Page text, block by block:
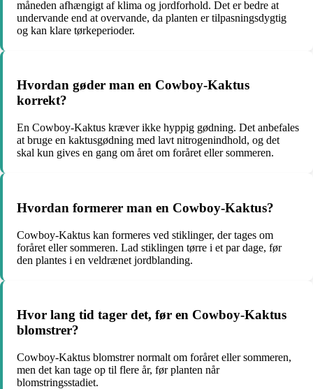
måneden afhængigt af klima og jordforhold. Det er bedre at
undervande end at overvande, da planten er tilpasningsdygtig
og kan klare tørkeperioder.
Hvordan gøder man en Cowboy-Kaktus
korrekt?
En Cowboy-Kaktus kræver ikke hyppig gødning. Det anbefales
at bruge en kaktusgødning med lavt nitrogenindhold, og det
skal kun gives en gang om året om foråret eller sommeren.
Hvordan formerer man en Cowboy-Kaktus?
Cowboy-Kaktus kan formeres ved stiklinger, der tages om
foråret eller sommeren. Lad stiklingen tørre i et par dage, før
den plantes i en veldrænet jordblanding.
Hvor lang tid tager det, før en Cowboy-Kaktus
blomstrer?
Cowboy-Kaktus blomstrer normalt om foråret eller sommeren,
men det kan tage op til flere år, før planten når
blomstringsstadiet.